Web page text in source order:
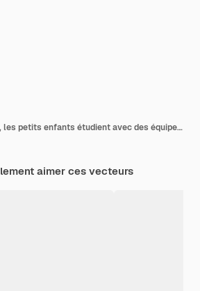
Classe futuriste, les petits enfants étudient avec des équipements de haute technologie
aimer ces vecteurs